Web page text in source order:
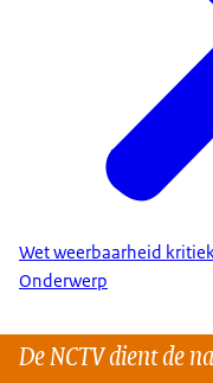
Wet weerbaarheid
Onderwerp
De NCTV dient de